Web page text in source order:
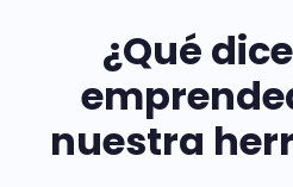
¿Qué
nuestra